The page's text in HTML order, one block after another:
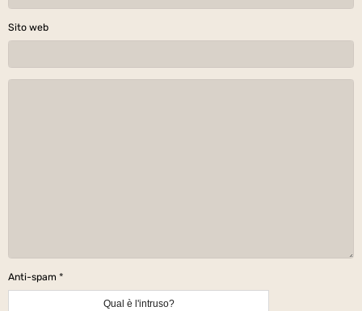
Sito web
Anti-spam
Qual è l'intruso?